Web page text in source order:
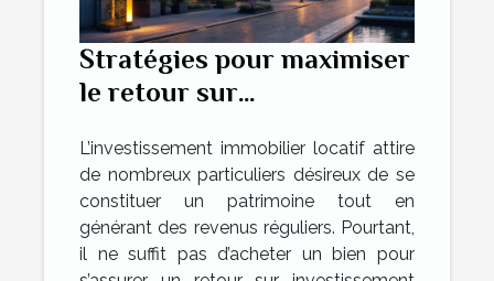
Stratégies pour maximiser
le retour sur
l'immobilier locatif
L’investissement immobilier locatif attire
de nombreux particuliers désireux de se
constituer un patrimoine tout en
générant des revenus réguliers. Pourtant,
il ne suffit pas d’acheter un bien pour